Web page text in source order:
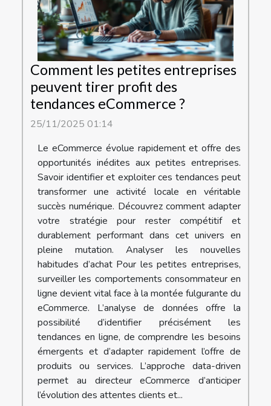
Comment les petites entreprises
peuvent tirer profit des
tendances eCommerce ?
25/11/2025 01:14
Le eCommerce évolue rapidement et offre des
opportunités inédites aux petites entreprises.
Savoir identifier et exploiter ces tendances peut
transformer une activité locale en véritable
succès numérique. Découvrez comment adapter
votre stratégie pour rester compétitif et
durablement performant dans cet univers en
pleine mutation. Analyser les nouvelles
habitudes d’achat Pour les petites entreprises,
surveiller les comportements consommateur en
ligne devient vital face à la montée fulgurante du
eCommerce. L’analyse de données offre la
possibilité d’identifier précisément les
tendances en ligne, de comprendre les besoins
émergents et d’adapter rapidement l’offre de
produits ou services. L’approche data-driven
permet au directeur eCommerce d’anticiper
l’évolution des attentes clients et...